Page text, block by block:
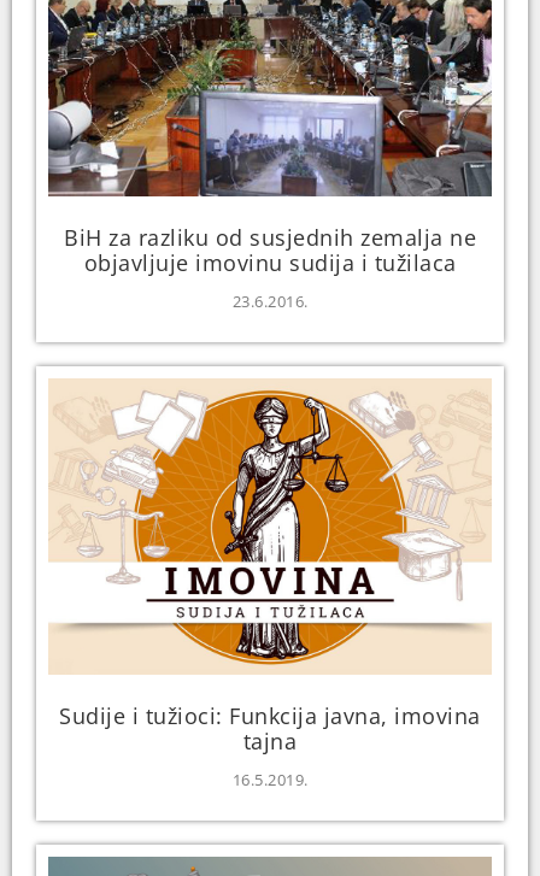
BiH za razliku od susjednih zemalja ne
objavljuje imovinu sudija i tužilaca
23.6.2016.
Sudije i tužioci: Funkcija javna, imovina
tajna
16.5.2019.